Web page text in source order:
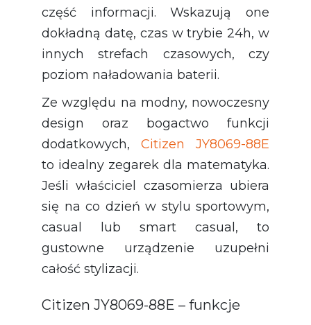
część informacji. Wskazują one
dokładną datę, czas w trybie 24h, w
innych strefach czasowych, czy
poziom naładowania baterii.
Ze względu na modny, nowoczesny
design oraz bogactwo funkcji
dodatkowych, Citizen JY8069-88E
to idealny zegarek dla matematyka.
Jeśli właściciel czasomierza ubiera
się na co dzień w stylu sportowym,
casual lub smart casual, to
gustowne urządzenie uzupełni
całość stylizacji.
Citizen JY8069-88E – funkcje